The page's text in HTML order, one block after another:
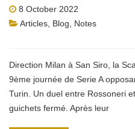
8 October 2022
Articles Blog
Notes
Direction Milan à San Siro, la
9ème journée de Serie A
Turin. Un duel entre Rossoneri
guichets fermé. Après leur